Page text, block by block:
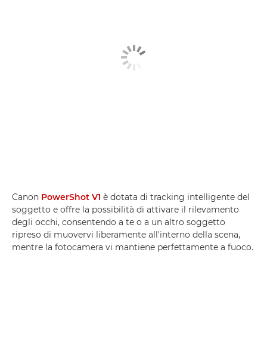
Canon PowerShot V1 è dotata di tracking intelligente del
soggetto e offre la possibilità di attivare il rilevamento
degli occhi, consentendo a te o a un altro soggetto
ripreso di muovervi liberamente all'interno della scena,
mentre la fotocamera vi mantiene perfettamente a fuoco.